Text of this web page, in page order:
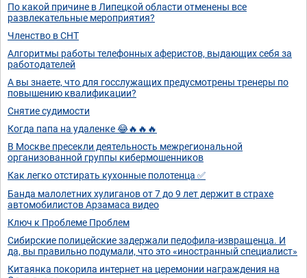
По какой причине в Липецкой области отменены все
развлекательные мероприятия?
Членство в СНТ
Алгоритмы работы телефонных аферистов, выдающих себя за
работодателей
А вы знаете, что для госслужащих предусмотрены тренеры по
повышению квалификации?
Снятие судимости
Когда папа на удаленке 😂🔥🔥🔥
В Москве пресекли деятельность межрегиональной
организованной группы кибермошенников
Как легко отстирать кухонные полотенца ✅
Банда малолетних хулиганов от 7 до 9 лет держит в страхе
автомобилистов Арзамаса видео
Ключ к Проблеме Проблем
Сибирские полицейские задержали педофила-извращенца. И
да, вы правильно подумали, что это «иностранный специалист»
Китаянка покорила интернет на церемонии награждения на